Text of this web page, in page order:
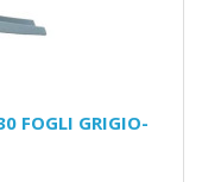
FOGLI GRIGIO-